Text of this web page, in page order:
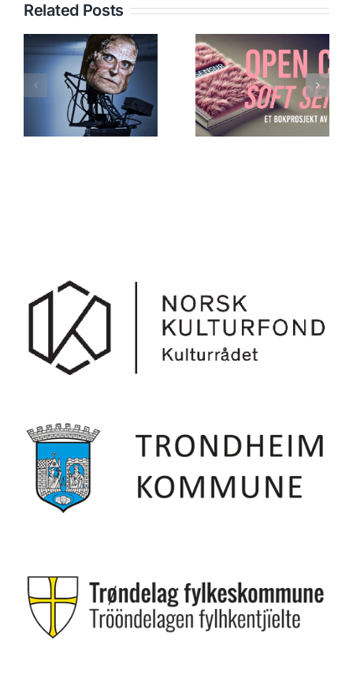
Related Posts
SOFT
SENSUR:
OPEN CALL
Meta.Morf
2018 – A
Beautiful
Accident